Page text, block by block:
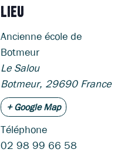
LIEU
Ancienne école de
Botmeur
Le Salou
Botmeur, 29690 France
+ Google Map
Téléphone
02 98 99 66 58